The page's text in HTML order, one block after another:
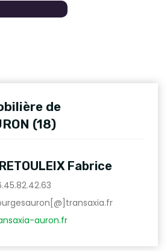
de
(18)
Fabrice
auron.fr